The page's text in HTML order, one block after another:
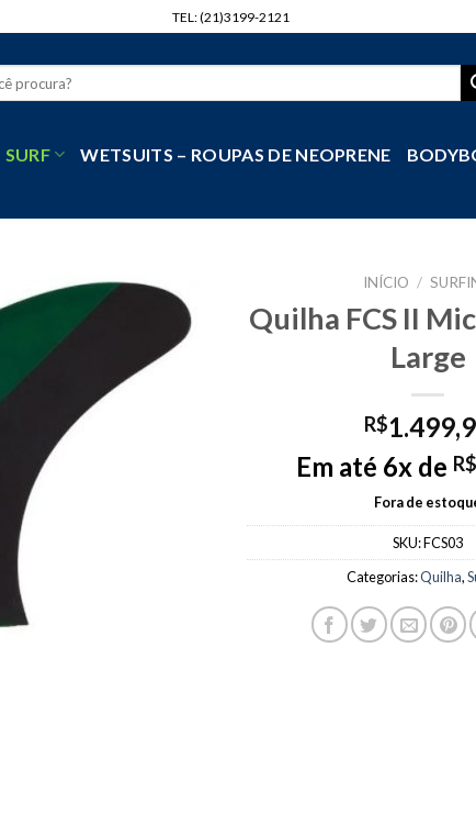
TEL: (21)3199-2121
SURF WETSUITS – ROUPAS DE NEOPRENE
INÍCIO /
Quilha FCS II
Large
R$
Em até 6x de R$
Fora de
SKU:FCS03
Categorias:Quilha,